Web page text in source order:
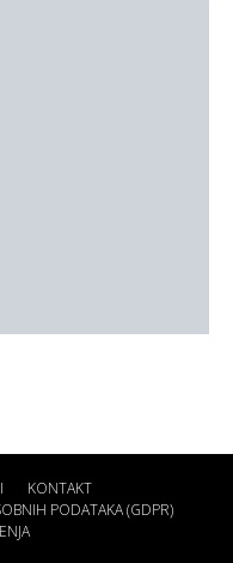
KONTAKT
PODATAKA (GDPR)